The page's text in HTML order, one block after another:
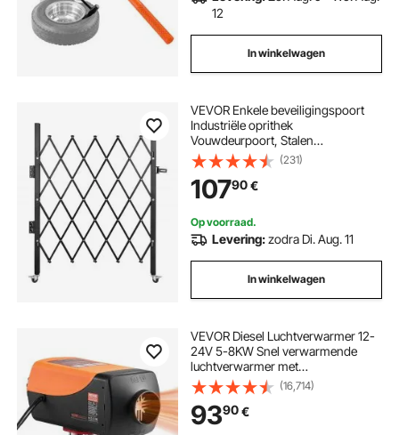
12
In winkelwagen
VEVOR Enkele beveiligingspoort
Industriële oprithek
Vouwdeurpoort, Stalen
beveiligingspoort, Flexibele
uitbreidbare beveiligingspoort,
360° rolhek, Schaarpoort met
hangslot
(231)
10790€
Op voorraad.
Levering:zodra Di. Aug. 11
In winkelwagen
VEVOR Diesel Luchtverwarmer 12-
24V 5-8KW Snel verwarmende
luchtverwarmer met
afstandsbediening en digitaal
kleurendisplay en 10 L
brandstoftank, geluidsarm, voor
camper, vrachtwagen, boot, trailer
(16,714)
9390€